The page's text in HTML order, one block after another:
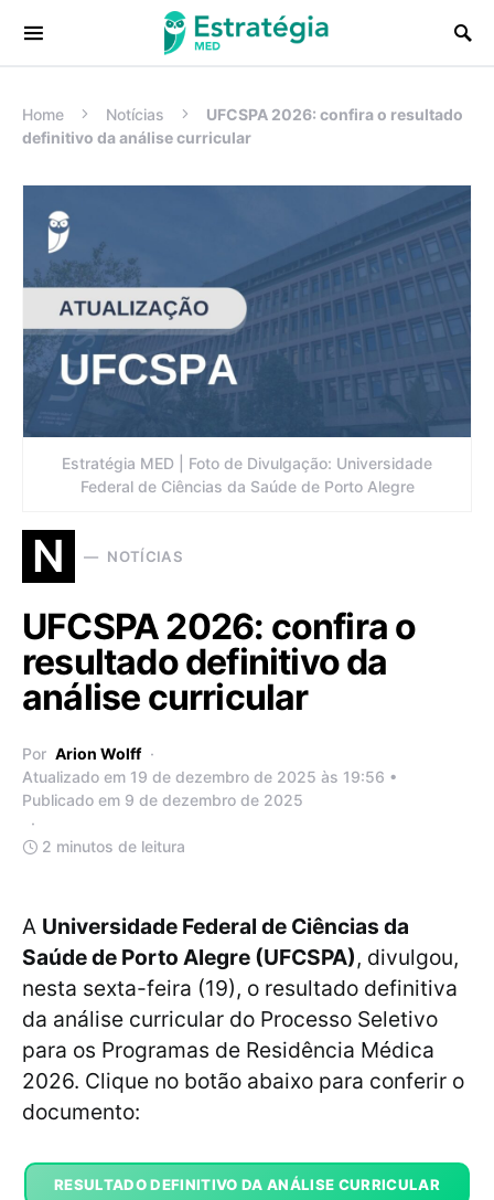
Procurar:
Home Notícias
UFCSPA 2026: confira o resultado
definitivo da análise curricular
Estratégia MED | Foto de Divulgação: Universidade
Federal de Ciências da Saúde de Porto Alegre
N NOTÍCIAS
UFCSPA 2026: confira o
resultado definitivo da
análise curricular
Por Arion Wolff
Atualizado em 19 de dezembro de 2025 às 19:56 •
Publicado em 9 de dezembro de 2025
2 minutos de leitura
A Universidade Federal de Ciências da
Saúde de Porto Alegre (UFCSPA), divulgou,
nesta sexta-feira (19), o resultado definitiva
da análise curricular do Processo Seletivo
para os Programas de Residência Médica
2026. Clique no botão abaixo para conferir o
documento:
RESULTADO DEFINITIVO DA ANÁLISE CURRICULAR